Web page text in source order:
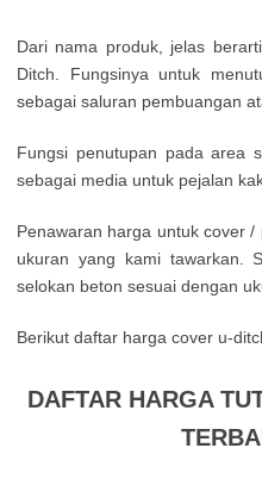
Dari nama produk, jelas
Ditch. Fungsinya untuk
sebagai saluran pembuangan
Fungsi penutupan pada area
sebagai media untuk pejalan
Penawaran harga untuk cover
ukuran yang kami tawarkan.
selokan beton sesuai dengan
Berikut daftar harga cover u-
DAFTAR HARGA